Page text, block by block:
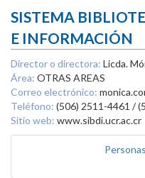
SISTEMA
E INFORMACIÓN
Director o directora: Licda.
Área: OTRAS AREAS
Correo electrónico:
Teléfono: (506) 2511-4461 /
Sitio web: www.sibdi.ucr.ac.cr